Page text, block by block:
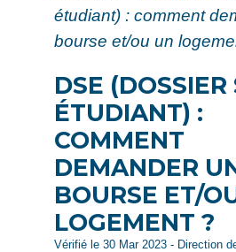
étudiant) : comment
bourse et/ou un
DSE
ÉTUDIANT) :
COMMENT
DEMANDER
BOURSE ET/
LOGEMENT ?
Vérifié le 30 Mar 2023 - Direction